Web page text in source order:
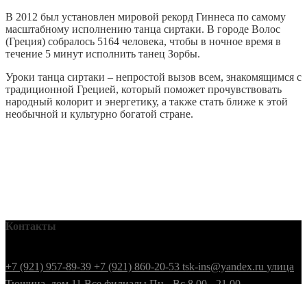
В 2012 был установлен мировой рекорд Гиннеса по самому
масштабному исполнению танца сиртаки. В городе Волос
(Греция) собралось 5164 человека, чтобы в ночное время в
течение 5 минут исполнить танец Зорбы.
Уроки танца сиртаки – непростой вызов всем, знакомящимся с
традиционной Грецией, который поможет прочувствовать
народный колорит и энергетику, а также стать ближе к этой
необычной и культурно богатой стране.
Контакты
+7 (921) 957-89-39 +7 (921) 860-20-53 tsk-ins@yandex.ru улица